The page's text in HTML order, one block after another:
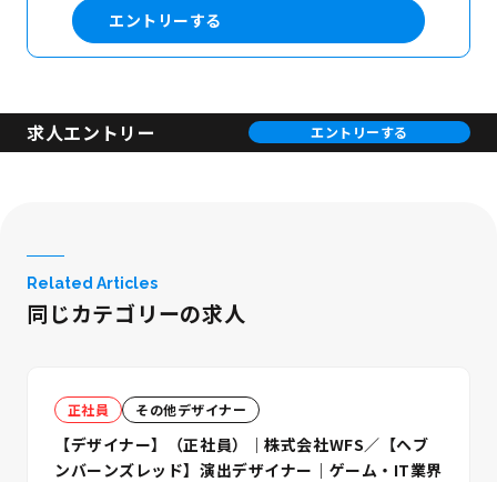
エントリーする
求人エントリー エントリーする
Related Articles
同じカテゴリーの求人
正社員 その他デザイナー
【デザイナー】（正社員）｜株式会社WFS／【ヘブ
ンバーンズレッド】演出デザイナー｜ゲーム・IT業界